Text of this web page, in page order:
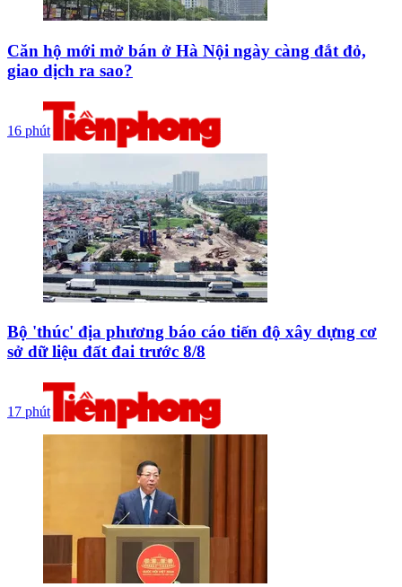
Căn hộ mới mở bán ở Hà Nội ngày càng đắt đỏ,
giao dịch ra sao?
16 phút
Bộ 'thúc' địa phương báo cáo tiến độ xây dựng cơ
sở dữ liệu đất đai trước 8/8
17 phút